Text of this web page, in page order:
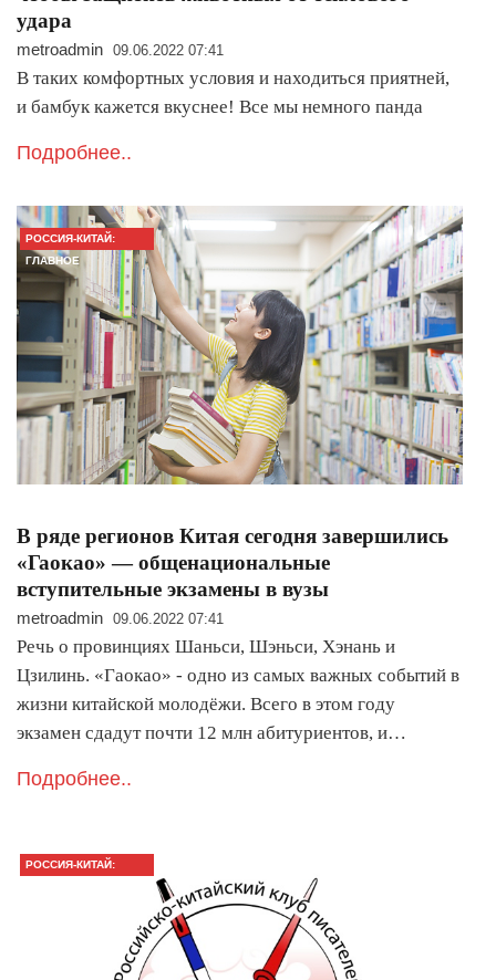
удара
metroadmin 09.06.2022 07:41
В таких комфортных условия и находиться приятней,
и бамбук кажется вкуснее! Все мы немного панда
Подробнее..
РОССИЯ-КИТАЙ:
ГЛАВНОЕ
В ряде регионов Китая сегодня завершились
«Гаокао» — общенациональные
вступительные экзамены в вузы
metroadmin 09.06.2022 07:41
Речь о провинциях Шаньси, Шэньси, Хэнань и
Цзилинь. «Гаокао» - одно из самых важных событий в
жизни китайской молодёжи. Всего в этом году
экзамен сдадут почти 12 млн абитуриентов, и…
Подробнее..
РОССИЯ-КИТАЙ: